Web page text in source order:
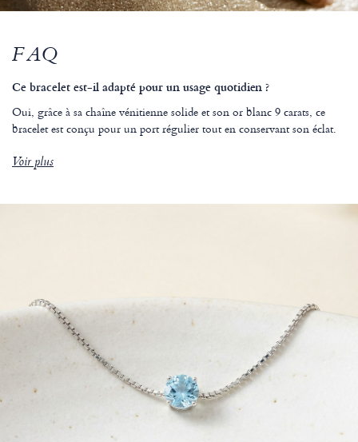
FAQ
Ce bracelet est-il adapté pour un usage quotidien ?
Oui, grâce à sa chaîne vénitienne solide et son or blanc 9 carats, ce
bracelet est conçu pour un port régulier tout en conservant son éclat.
Voir plus